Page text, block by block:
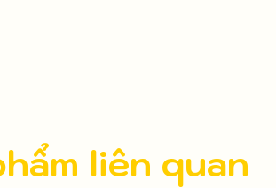
liên quan